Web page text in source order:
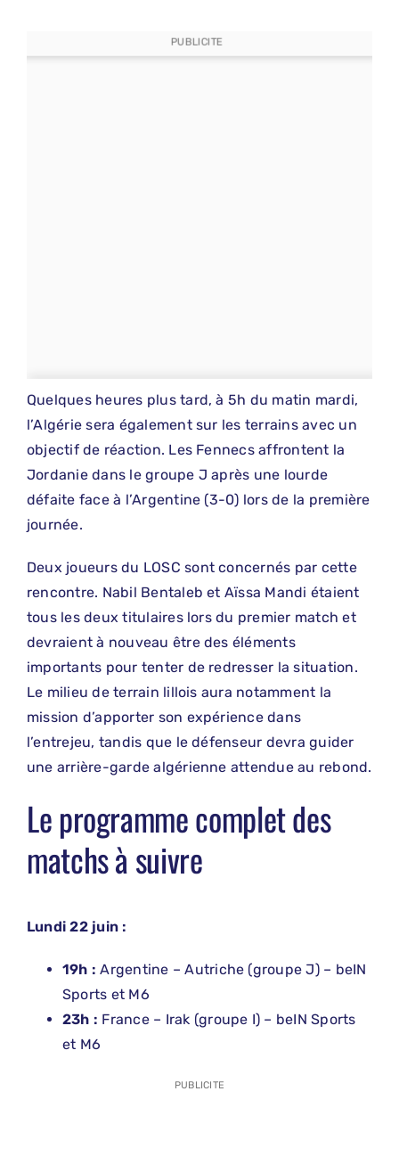
PUBLICITE
Quelques heures plus tard, à 5h du matin mardi,
l’Algérie sera également sur les terrains avec un
objectif de réaction. Les Fennecs affrontent la
Jordanie dans le groupe J après une lourde
défaite face à l’Argentine (3-0) lors de la première
journée.
Deux joueurs du LOSC sont concernés par cette
rencontre. Nabil Bentaleb et Aïssa Mandi étaient
tous les deux titulaires lors du premier match et
devraient à nouveau être des éléments
importants pour tenter de redresser la situation.
Le milieu de terrain lillois aura notamment la
mission d’apporter son expérience dans
l’entrejeu, tandis que le défenseur devra guider
une arrière-garde algérienne attendue au rebond.
Le programme complet des
matchs à suivre
Lundi 22 juin :
19h : Argentine – Autriche (groupe J) – beIN
Sports et M6
23h : France – Irak (groupe I) – beIN Sports
et M6
PUBLICITE